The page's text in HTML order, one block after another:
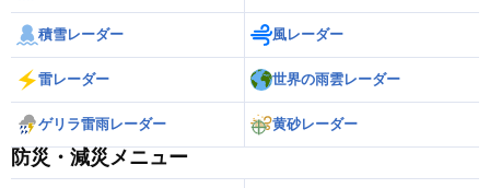
積雪レーダー 風レーダー
雷レーダー 世界の雨雲レーダー
ゲリラ雷雨レーダー 黄砂レーダー
防災・減災メニュー